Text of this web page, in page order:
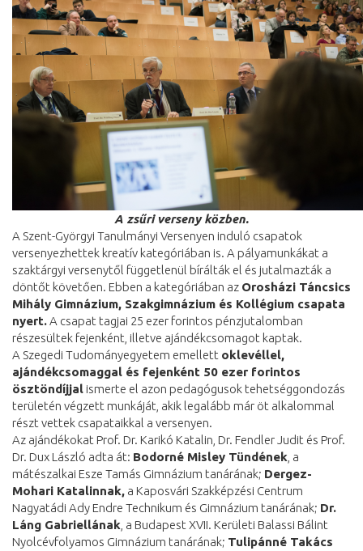
A zsűri verseny közben.
A Szent-Györgyi Tanulmányi Versenyen induló csapatok
versenyezhettek kreatív kategóriában is. A pályamunkákat a
szaktárgyi versenytől függetlenül bírálták el és jutalmazták a
döntőt követően. Ebben a kategóriában az Orosházi Táncsics
Mihály Gimnázium, Szakgimnázium és Kollégium csapata
nyert.A csapat tagjai 25 ezer forintos pénzjutalomban
részesültek fejenként, illetve ajándékcsomagot kaptak.
A Szegedi Tudományegyetem emellett oklevéllel,
ajándékcsomaggal és fejenként 50 ezer forintos
ösztöndíjjal ismerte el azon pedagógusok tehetséggondozás
területén végzett munkáját, akik legalább már öt alkalommal
részt vettek csapataikkal a versenyen.
Az ajándékokat Prof. Dr. Karikó Katalin, Dr. Fendler Judit és Prof.
Dr. Dux László adta át: Bodorné Misley Tündének , a
mátészalkai Esze Tamás Gimnázium tanárának; Dergez-
Mohari Katalinnak, a Kaposvári Szakképzési Centrum
Nagyatádi Ady Endre Technikum és Gimnázium tanárának; Dr.
Láng Gabriellának , a Budapest XVII. Kerületi Balassi Bálint
Nyolcévfolyamos Gimnázium tanárának; Tulipánné Takács